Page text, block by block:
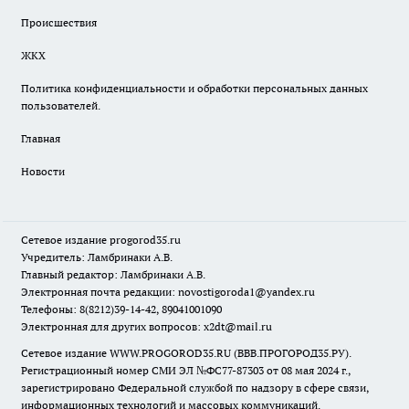
Происшествия
ЖКХ
Политика конфиденциальности и обработки персональных данных
пользователей.
Главная
Новости
Сетевое издание progorod35.ru
Учредитель: Ламбринаки А.В.
Главный редактор: Ламбринаки А.В.
Электронная почта редакции: novostigoroda1@yandex.ru
Телефоны: 8(8212)39-14-42, 89041001090
Электронная для других вопросов: x2dt@mail.ru
Сетевое издание WWW.PROGOROD35.RU (ВВВ.ПРОГОРОД35.РУ).
Регистрационный номер СМИ ЭЛ №ФС77-87303 от 08 мая 2024 г.,
зарегистрировано Федеральной службой по надзору в сфере связи,
информационных технологий и массовых коммуникаций.